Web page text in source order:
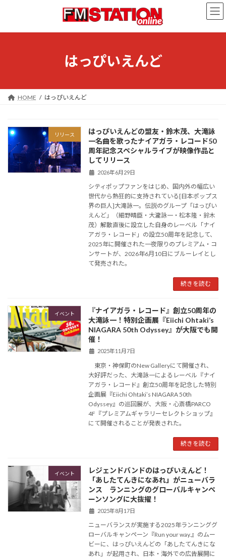
ン
ー
はっぴいえんど
HOME はっぴいえんど
リリース
はっぴいえんどの盟友・鈴木茂、大滝詠
一名曲を歌ったナイアガラ・レコード50
周年記念スペシャルライブが映像作品と
してリリース
2026年6月29日
シティポップファンをはじめ、国内外の幅広い
世代から熱狂的に支持されている[日本ポップス
界の巨人]大滝詠一。伝説のグループ「はっぴい
えんど」（細野晴臣・大瀧詠一・松本隆・鈴木
茂）解散直後に設立した自身のレーベル「ナイ
アガラ・レコード」の設立50周年を記念して、
2025年に開催された一夜限りのプレミアム・コ
ンサートが、2026年6月10日にブルーレイとし
て発売された。
続きを読む
イベント
『ナイアガラ・レコード』創立50周年の
大滝詠一！特別企画展『Eiichi Ohtaki’s
NIAGARA 50th Odyssey』が大阪でも開
催！
2025年11月7日
東京・神保町のNew Galleryにて開催され、
大好評だった、大滝詠一によるレーベル『ナイ
アガラ・レコード』創立50周年を記念した特別
企画展『Eiichi Ohtaki’s NIAGARA 50th
Odyssey』の巡回展が、大阪・心斎橋PARCO
4F『プレミアムギャラリーセレクトショップ』
にて開催されることが発表された。
続きを読む
イベント
レジェンドバンドのはっぴいえんど！
「あしたてんきになあれ」がニューバラ
ンス ランニングのグローバルキャンペ
ーンソングに大抜擢！
2025年8月17日
ニューバランスが実施する2025年ランニンググ
ローバルキャンペーン『Run your way.』のムー
ビーに、はっぴいえんどの「あしたてんきにな
あれ」が起用され、日本・海外での広告展開に